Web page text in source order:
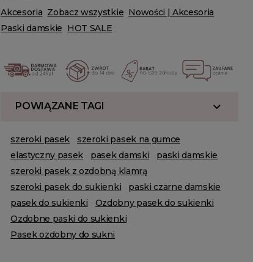
Akcesoria Zobacz wszystkie Nowości | Akcesoria
Paski damskie HOT SALE
POWIĄZANE TAGI
szeroki pasek
szeroki pasek na gumce
elastyczny pasek
pasek damski
paski damskie
szeroki pasek z ozdobną klamrą
szeroki pasek do sukienki
paski czarne damskie
pasek do sukienki
Ozdobny pasek do sukienki
Ozdobne paski do sukienki
Pasek ozdobny do sukni